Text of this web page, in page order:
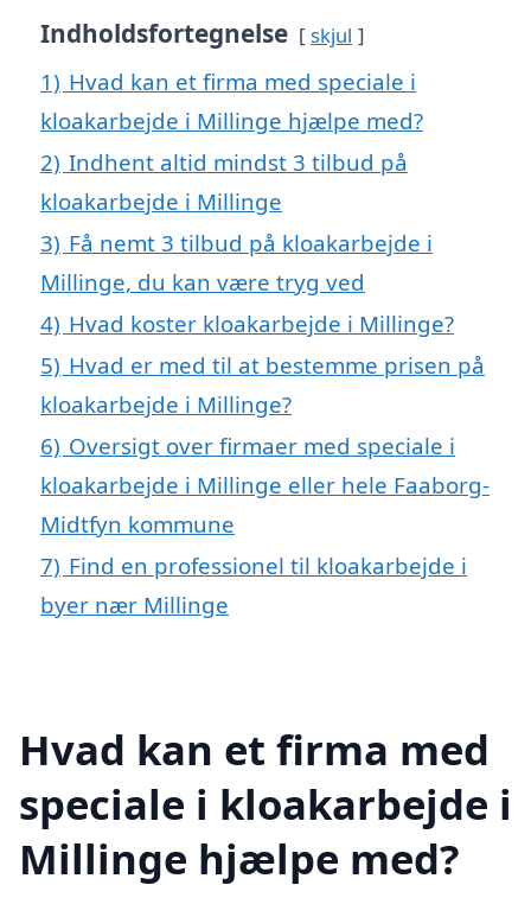
Indholdsfortegnelse skjul
1) Hvad kan et firma med speciale i
kloakarbejde i Millinge hjælpe med?
2) Indhent altid mindst 3 tilbud på
kloakarbejde i Millinge
3) Få nemt 3 tilbud på kloakarbejde i
Millinge, du kan være tryg ved
4) Hvad koster kloakarbejde i Millinge?
5) Hvad er med til at bestemme prisen på
kloakarbejde i Millinge?
6) Oversigt over firmaer med speciale i
kloakarbejde i Millinge eller hele Faaborg-
Midtfyn kommune
7) Find en professionel til kloakarbejde i
byer nær Millinge
Hvad kan et firma med
speciale i kloakarbejde i
Millinge hjælpe med?